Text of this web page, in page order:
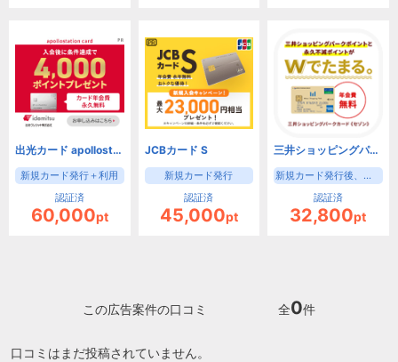
出光カード apollostation card（旧まいどプラスカード）
新規カード発行＋利用
認証済
60,000pt
JCBカード S
新規カード発行
認証済
45,000pt
三井ショッピングパークカード《セゾン》（新規カード発行後、入会月の翌月末までに3000円(税込)の利用）【iOS・Android・PC】
新規カード発行後、入会月の翌月末までに3000円(税込)の利用
認証済
32,800pt
この広告案件の口コミ 全0件
口コミはまだ投稿されていません。